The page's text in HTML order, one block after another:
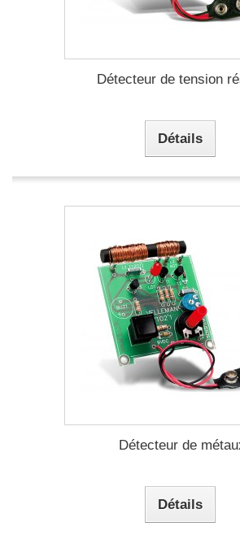
Détecteur de tension
Détails
Détecteur de
Détails